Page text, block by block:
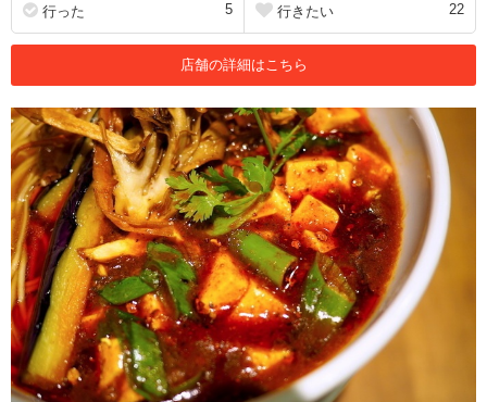
行った 5 行きたい 22
店舗の詳細はこちら